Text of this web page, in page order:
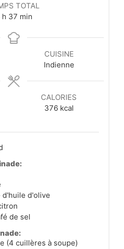
TOTAL
h 37minutes
min
CUISINE
Indienne
CALORIES
376 kcal
d'huile d'olive
de sel
(4 cuillères à soupe)